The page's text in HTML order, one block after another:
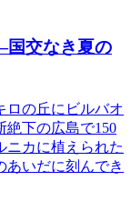
交なき夏の
ロの丘にビルバオ
絶下の広島で150
ニカに植えられた
あいだに刻んでき